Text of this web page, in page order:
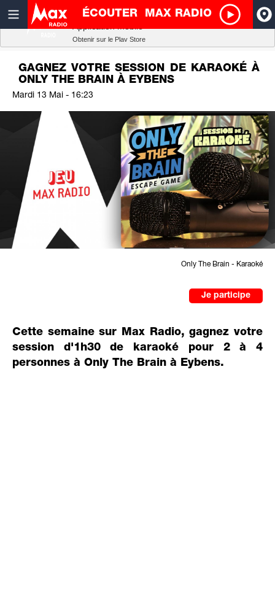
ÉCOUTER MAX RADIO
GAGNEZ VOTRE SESSION DE KARAOKÉ À
ONLY THE BRAIN À EYBENS
Mardi 13 Mai - 16:23
Only The Brain - Karaoké
Je participe
Cette semaine sur Max Radio, gagnez votre
session d'1h30 de karaoké pour 2 à 4
personnes à Only The Brain à Eybens.
Radio SCOOP
Obtenir sur le Play Store
Télécharger